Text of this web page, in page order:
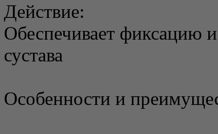
Действие:
Обеспечивает фиксацию
сустава
Особенности и